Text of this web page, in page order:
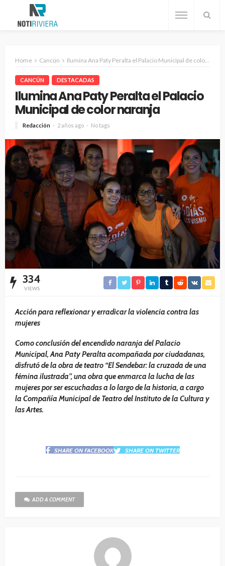
Home Cancún Ilumina Ana Paty Peralta el Palacio Municipal de color naranja
CANCÚN DESTACADAS
Ilumina Ana Paty Peralta el Palacio
Municipal de color naranja
Redacción 2 años ago No tags
334
VIEWS
Acción para reflexionar y erradicar la violencia contra las
mujeres
Como conclusión del encendido naranja del Palacio
Municipal, Ana Paty Peralta acompañada por ciudadanas,
disfrutó de la obra de teatro “El Sendebar: la cruzada de una
fémina ilustrada”, una obra que enmarca la lucha de las
mujeres por ser escuchadas a lo largo de la historia, a cargo
la Compañía Municipal de Teatro del Instituto de la Cultura y
las Artes.
SHARE ON FACEBOOK SHARE ON TWITTER
ADD A COMMENT